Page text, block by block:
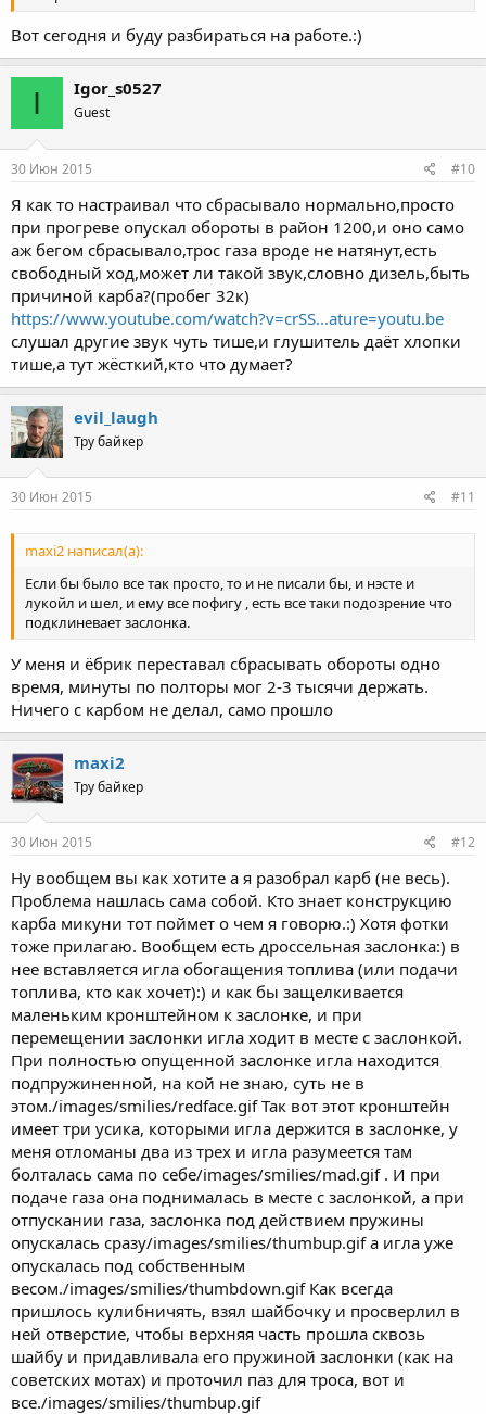
Вот сегодня и буду разбираться на работе.:)
I Igor_s0527
Guest
30 Июн 2015 #10
Я как то настраивал что сбрасывало нормально,просто
при прогреве опускал обороты в район 1200,и оно само
аж бегом сбрасывало,трос газа вроде не натянут,есть
свободный ход,может ли такой звук,словно дизель,быть
причиной карба?(пробег 32к)
https://www.youtube.com/watch?v=crSS...ature=youtu.be
слушал другие звук чуть тише,и глушитель даёт хлопки
тише,а тут жёсткий,кто что думает?
evil_laugh
Тру байкер
30 Июн 2015 #11
maxi2 написал(а):
Если бы было все так просто, то и не писали бы, и нэсте и
лукойл и шел, и ему все пофигу , есть все таки подозрение что
подклиневает заслонка.
У меня и ёбрик переставал сбрасывать обороты одно
время, минуты по полторы мог 2-3 тысячи держать.
Ничего с карбом не делал, само прошло
maxi2
Тру байкер
30 Июн 2015 #12
Ну вообщем вы как хотите а я разобрал карб (не весь).
Проблема нашлась сама собой. Кто знает конструкцию
карба микуни тот поймет о чем я говорю.:) Хотя фотки
тоже прилагаю. Вообщем есть дроссельная заслонка:) в
нее вставляется игла обогащения топлива (или подачи
топлива, кто как хочет):) и как бы защелкивается
маленьким кронштейном к заслонке, и при
перемещении заслонки игла ходит в месте с заслонкой.
При полностью опущенной заслонке игла находится
подпружиненной, на кой не знаю, суть не в
этом./images/smilies/redface.gif Так вот этот кронштейн
имеет три усика, которыми игла держится в заслонке, у
меня отломаны два из трех и игла разумеется там
болталась сама по себе/images/smilies/mad.gif . И при
подаче газа она поднималась в месте с заслонкой, а при
отпускании газа, заслонка под действием пружины
опускалась сразу/images/smilies/thumbup.gif а игла уже
опускалась под собственным
весом./images/smilies/thumbdown.gif Как всегда
пришлось кулибничять, взял шайбочку и просверлил в
ней отверстие, чтобы верхняя часть прошла сквозь
шайбу и придавливала его пружиной заслонки (как на
советских мотах) и проточил паз для троса, вот и
все./images/smilies/thumbup.gif